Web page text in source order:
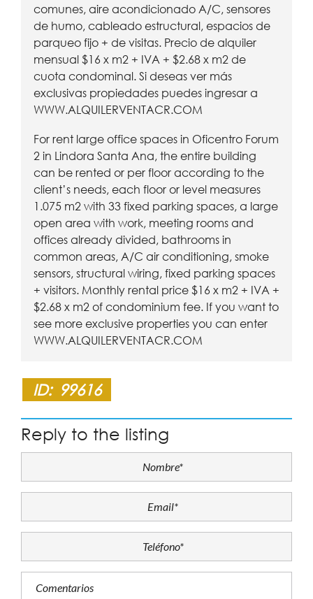
comunes, aire acondicionado A/C, sensores
de humo, cableado estructural, espacios de
parqueo fijo + de visitas. Precio de alquiler
mensual $16 x m2 + IVA + $2.68 x m2 de
cuota condominal. Si deseas ver más
exclusivas propiedades puedes ingresar a
WWW.ALQUILERVENTACR.COM
For rent large office spaces in Oficentro Forum
2 in Lindora Santa Ana, the entire building
can be rented or per floor according to the
client’s needs, each floor or level measures
1.075 m2 with 33 fixed parking spaces, a large
open area with work, meeting rooms and
offices already divided, bathrooms in
common areas, A/C air conditioning, smoke
sensors, structural wiring, fixed parking spaces
+ visitors. Monthly rental price $16 x m2 + IVA +
$2.68 x m2 of condominium fee. If you want to
see more exclusive properties you can enter
WWW.ALQUILERVENTACR.COM
ID: 99616
Reply to the listing